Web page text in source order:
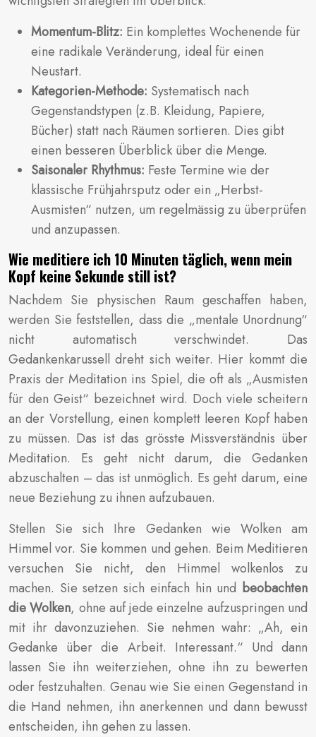
Momentum-Blitz: Ein komplettes Wochenende für
eine radikale Veränderung, ideal für einen
Neustart.
Kategorien-Methode: Systematisch nach
Gegenstandstypen (z.B. Kleidung, Papiere,
Bücher) statt nach Räumen sortieren. Dies gibt
einen besseren Überblick über die Menge.
Saisonaler Rhythmus: Feste Termine wie der
klassische Frühjahrsputz oder ein „Herbst-
Ausmisten“ nutzen, um regelmässig zu überprüfen
und anzupassen.
Wie meditiere ich 10 Minuten täglich, wenn mein
Kopf keine Sekunde still ist?
Nachdem Sie physischen Raum geschaffen haben,
werden Sie feststellen, dass die „mentale Unordnung“
nicht automatisch verschwindet. Das
Gedankenkarussell dreht sich weiter. Hier kommt die
Praxis der Meditation ins Spiel, die oft als „Ausmisten
für den Geist“ bezeichnet wird. Doch viele scheitern
an der Vorstellung, einen komplett leeren Kopf haben
zu müssen. Das ist das grösste Missverständnis über
Meditation. Es geht nicht darum, die Gedanken
abzuschalten – das ist unmöglich. Es geht darum, eine
neue Beziehung zu ihnen aufzubauen.
Stellen Sie sich Ihre Gedanken wie Wolken am
Himmel vor. Sie kommen und gehen. Beim Meditieren
versuchen Sie nicht, den Himmel wolkenlos zu
machen. Sie setzen sich einfach hin und beobachten
die Wolken, ohne auf jede einzelne aufzuspringen und
mit ihr davonzuziehen. Sie nehmen wahr: „Ah, ein
Gedanke über die Arbeit. Interessant.“ Und dann
lassen Sie ihn weiterziehen, ohne ihn zu bewerten
oder festzuhalten. Genau wie Sie einen Gegenstand in
die Hand nehmen, ihn anerkennen und dann bewusst
entscheiden, ihn gehen zu lassen.